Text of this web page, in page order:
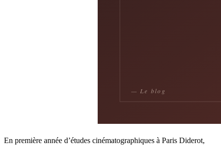
En première année d’études cinématographiques à Paris Diderot,